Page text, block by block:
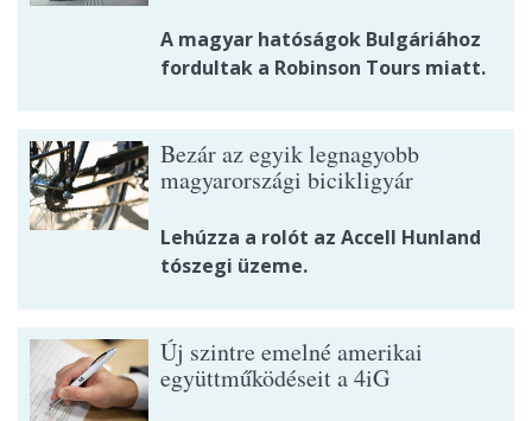
A magyar hatóságok Bulgáriához
fordultak a Robinson Tours miatt.
Bezár az egyik legnagyobb
magyarországi bicikligyár
Lehúzza a rolót az Accell Hunland
tószegi üzeme.
Új szintre emelné amerikai
együttműködéseit a 4iG